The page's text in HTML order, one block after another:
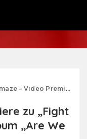
zu „Fight Or Flight“ und neues Album „Are We Soldiers” am 21. Juni!
zu „Fight
„Are We